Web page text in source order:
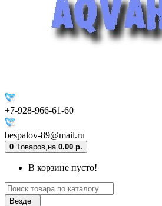
+7-928-966-61-60
bespalov-89@mail.ru
0 Tоваров,на 0.00 р.
В корзине пусто!
Везде